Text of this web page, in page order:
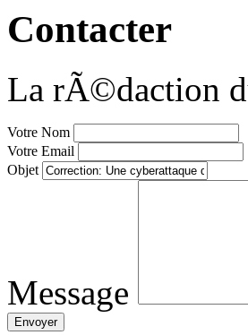
Contacter
La rÃ©daction
Votre Nom
Votre Email
Objet
Message